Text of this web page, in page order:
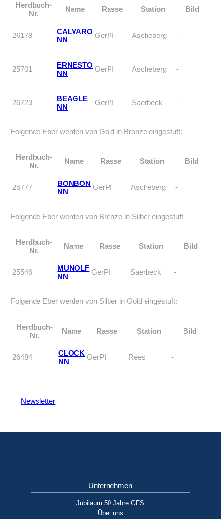
Herdbuch-
Nr.
Name Rasse Station Bild
26178
CALVARO
NN
GerPI Ascheberg -
25701
ERNESTO
NN
GerPI Ascheberg -
26723
BEAGLE
NN
GerPI Saerbeck -
Folgende Eber werden von Gold in Bronze eingestuft:
Herdbuch-
Nr.
Name Rasse Station Bild
26777
BONBON
NN
GerPI Ascheberg -
Folgende Eber werden von Bronze in Silber eingestuft:
Herdbuch-
Nr.
Name Rasse Station Bild
25546
MUNOLF
NN
GerPI Saerbeck -
Folgende Eber werden von Silber in Gold eingestuft:
Herdbuch-
Nr.
Name Rasse Station Bild
26484
CLOCK
NN
GerPI Rees -
Newsletter
Unternehmen
Jubiläum 50 Jahre GFS
Über uns